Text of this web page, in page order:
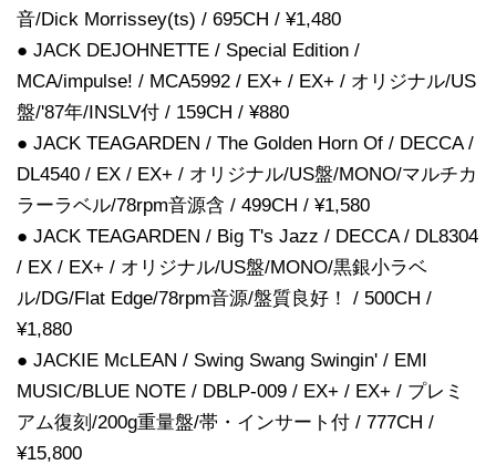
音/Dick Morrissey(ts) / 695CH / ¥1,480
● JACK DEJOHNETTE / Special Edition /
MCA/impulse! / MCA5992 / EX+ / EX+ / オリジナル/US
盤/'87年/INSLV付 / 159CH / ¥880
● JACK TEAGARDEN / The Golden Horn Of / DECCA /
DL4540 / EX / EX+ / オリジナル/US盤/MONO/マルチカ
ラーラベル/78rpm音源含 / 499CH / ¥1,580
● JACK TEAGARDEN / Big T's Jazz / DECCA / DL8304
/ EX / EX+ / オリジナル/US盤/MONO/黒銀小ラベ
ル/DG/Flat Edge/78rpm音源/盤質良好！ / 500CH /
¥1,880
● JACKIE McLEAN / Swing Swang Swingin' / EMI
MUSIC/BLUE NOTE / DBLP-009 / EX+ / EX+ / プレミ
アム復刻/200g重量盤/帯・インサート付 / 777CH /
¥15,800